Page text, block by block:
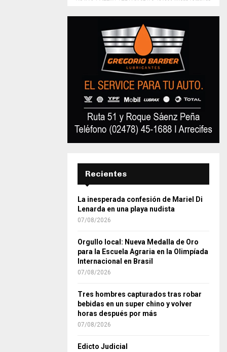
Recientes
La inesperada confesión de Mariel Di
Lenarda en una playa nudista
07/08/2026
Orgullo local: Nueva Medalla de Oro
para la Escuela Agraria en la Olimpíada
Internacional en Brasil
07/08/2026
Tres hombres capturados tras robar
bebidas en un super chino y volver
horas después por más
07/08/2026
Edicto Judicial